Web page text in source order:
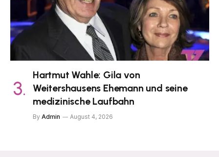
Hartmut Wahle: Gila von
Weitershausens Ehemann und seine
medizinische Laufbahn
By Admin August 4, 2026